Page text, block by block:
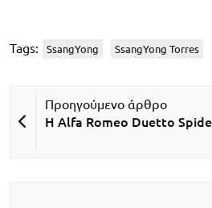
Tags: SsangYong SsangYong Torres
Η Alfa Romeo Duetto